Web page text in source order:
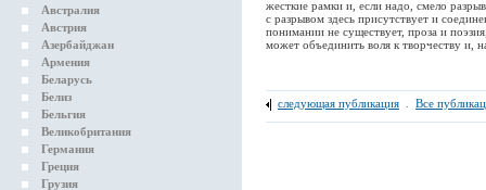
Австралия
Австрия
Азербайджан
Армения
Беларусь
Белиз
Бельгия
Великобритания
Германия
Греция
Грузия
жесткие рамки и, если надо, смело
с разрывом здесь присутствует и
понимании не существует, проза и
может объединить воля к творчеству и,
следующая публикация Все